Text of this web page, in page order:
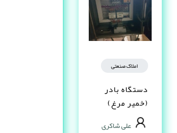
املاک صنعتی
دستگاه بادر
(خمیر مرغ)
علی شاکری